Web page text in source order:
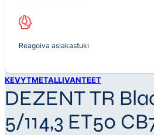
Reagoiva asiakastuki
KEVYTMETALLIVANTEET
DEZENT TR
5/114,3 ET50